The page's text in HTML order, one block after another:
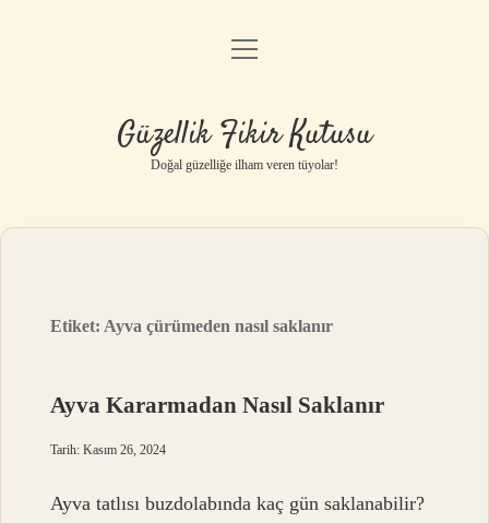
Anasayfa
Yasal Uyarı
menüyü
Güzellik Fikir Kutusu
Doğal güzelliğe ilham veren tüyolar!
Etiket: Ayva çürümeden nasıl saklanır
Ayva Kararmadan Nasıl Saklanır
Tarih: Kasım 26, 2024
Ayva tatlısı buzdolabında kaç gün saklanabilir?